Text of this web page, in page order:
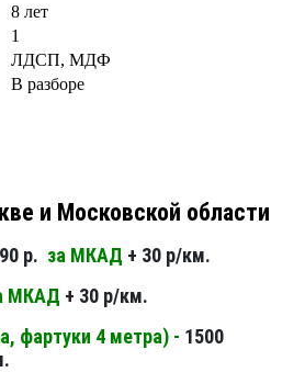
8 лет
1
ЛДСП, МДФ
В разборе
и Московской области
р. за МКАД + 30 р/км.
МКАД + 30 р/км.
фартуки 4 метра) - 1500